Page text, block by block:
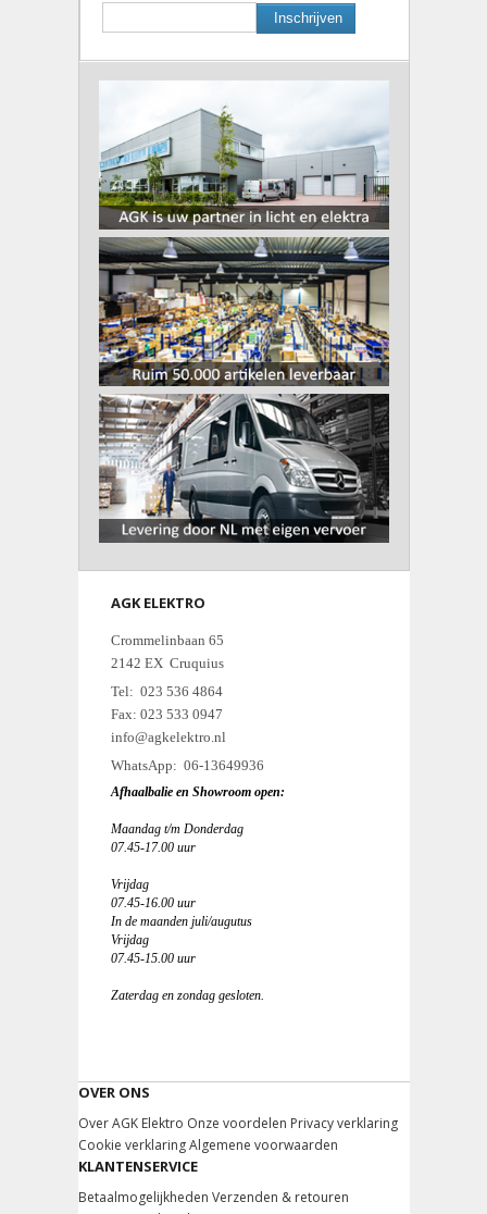
Inschrijven
AGK ELEKTRO
Crommelinbaan 65
2142 EX Cruquius
Tel: 023 536 4864
Fax: 023 533 0947
info@agkelektro.nl
WhatsApp: 06-13649936
Afhaalbalie en Showroom open:
Maandag t/m Donderdag
07.45-17.00 uur
Vrijdag
07.45-16.00 uur
In de maanden juli/augutus
Vrijdag
07.45-15.00 uur
Zaterdag en zondag gesloten.
OVER ONS
Over AGK Elektro Onze voordelen Privacy verklaring
Cookie verklaring Algemene voorwaarden
KLANTENSERVICE
Betaalmogelijkheden Verzenden & retouren